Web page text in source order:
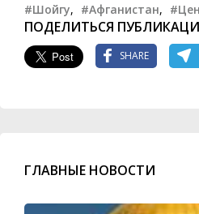
#Шойгу, #Афганистан,
ПОДЕЛИТЬСЯ
SHARE
ГЛАВНЫЕ НОВОСТИ